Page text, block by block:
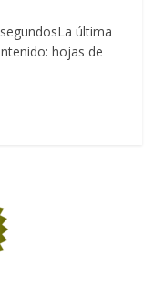
última
hojas de